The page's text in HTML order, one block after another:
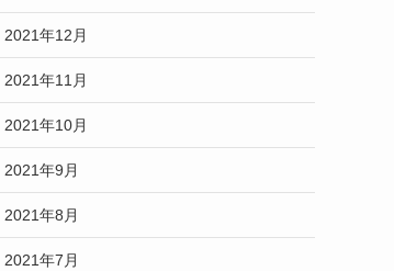
2021年12月
2021年11月
2021年10月
2021年9月
2021年8月
2021年7月